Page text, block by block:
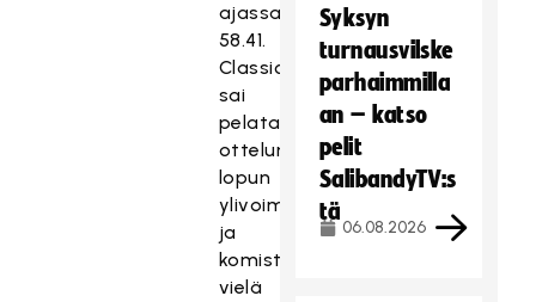
ajassa
58.41.
Classic
sai
pelata
ottelun
lopun
ylivoimalla
ja
komisteli
vielä
Syksyn
turnausvilske
parhaimmilla
an – katso
pelit
SalibandyTV:s
tä
06.08.2026